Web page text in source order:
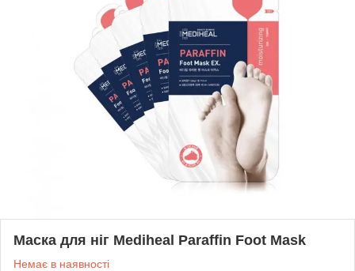
Маска для ніг Mediheal Paraffin Foot Mask
Немає в наявності